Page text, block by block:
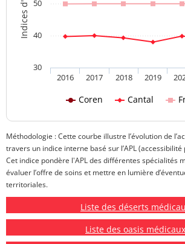
Coren Cantal
2016 2017 2018 2019
30
40
50
Méthodologie : Cette courbe illustre l’évolution de
travers un indice interne basé sur l’APL
Cet indice pondère l'APL des différentes spécialités
évaluer l’offre de soins et mettre en lumière
territoriales.
Liste des déserts
Liste des oasis médicaux